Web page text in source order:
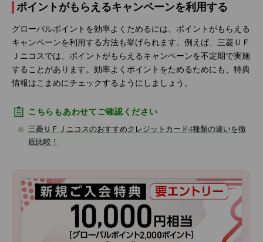
ポイントがもらえるキャンペーンを利用する
グローバルポイントを効率よくためるには、ポイントがもらえる
キャンペーンを利用する方法も挙げられます。例えば、三菱ＵＦ
Ｊニコスでは、ポイントがもらえるキャンペーンを不定期で実施
することがあります。効率よくポイントをためるためにも、特典
情報はこまめにチェックするようにしましょう。
こちらもあわせてご確認ください
三菱ＵＦＪニコスのおすすめクレジットカード4種類の違いを徹
底比較！